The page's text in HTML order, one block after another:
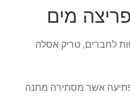
מים
לחברים, טריק אסלה
אשר מסתירה מתנה